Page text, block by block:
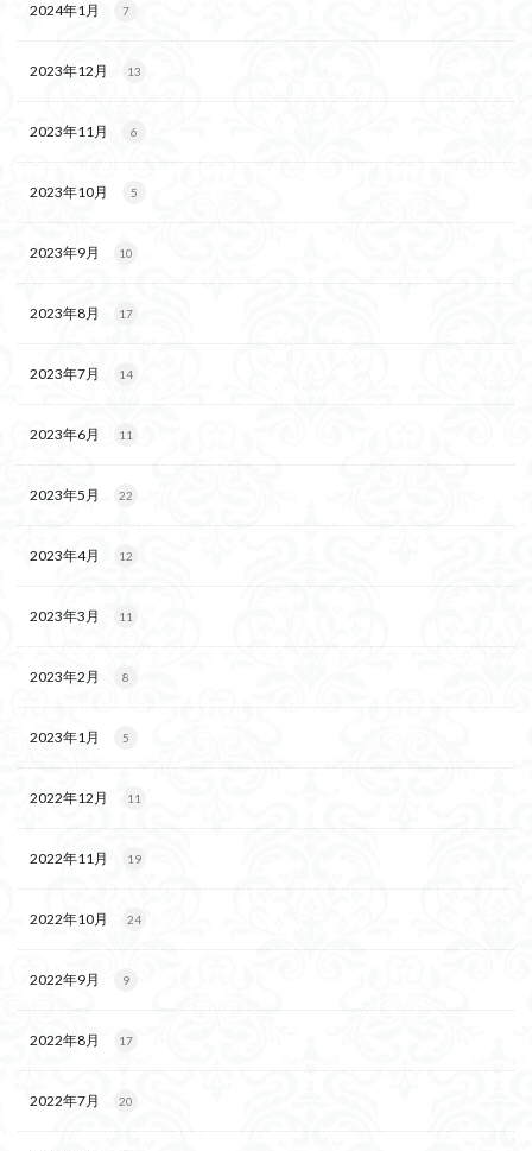
2024年1月 7
2023年12月 13
2023年11月 6
2023年10月 5
2023年9月 10
2023年8月 17
2023年7月 14
2023年6月 11
2023年5月 22
2023年4月 12
2023年3月 11
2023年2月 8
2023年1月 5
2022年12月 11
2022年11月 19
2022年10月 24
2022年9月 9
2022年8月 17
2022年7月 20